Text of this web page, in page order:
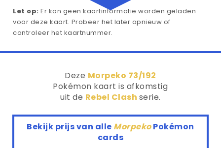
Let op: Er kon geen kaartinformatie worden geladen
voor deze kaart. Probeer het later opnieuw of
controleer het kaartnummer.
Deze Morpeko 73/192
Pokémon kaart is afkomstig
uit de Rebel Clash serie.
Bekijk prijs van alle MorpekoPokémon
cards